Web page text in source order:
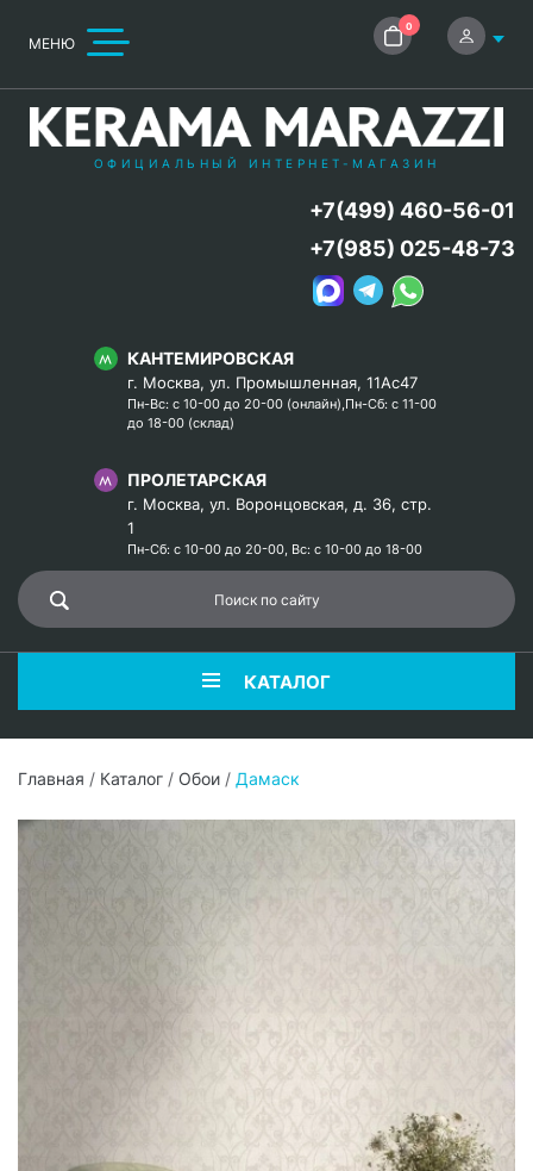
МЕНЮ
0
ОФИЦИАЛЬНЫЙ ИНТЕРНЕТ-МАГАЗИН
КАНТЕМИРОВСКАЯ
г. Москва, ул. Промышленная, 11Ас47
Пн-Вс: с 10-00 до 20-00 (онлайн),Пн-Сб: с 11-00
до 18-00 (склад)
ПРОЛЕТАРСКАЯ
г. Москва, ул. Воронцовская, д. 36, стр.
1
Пн-Сб: с 10-00 до 20-00, Вс: с 10-00 до 18-00
+7(499) 460-56-01
+7(985) 025-48-73
КАТАЛОГ
Главная / Каталог / Обои / Дамаск